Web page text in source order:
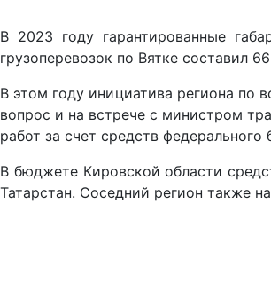
В 2023 году гарантированные
грузоперевозок по Вятке составил
В этом году инициатива региона по
вопрос и на встрече с министром
работ за счет средств федерального
В бюджете Кировской области
Татарстан. Соседний регион также